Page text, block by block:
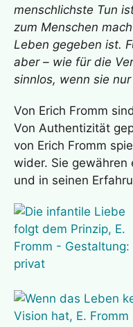
menschlichste Tun
zum Menschen
Leben gegeben ist.
aber – wie für die
sinnlos, wenn sie
Von Erich Fromm
Von Authentizität
von Erich Fromm
wider. Sie gewähren
und in seinen